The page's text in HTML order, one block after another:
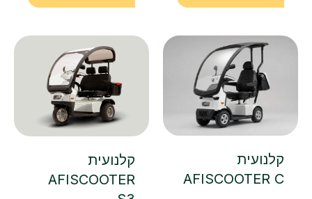
קלנועית
AFISCOOTER C
קלנועית
AFISCOOTER